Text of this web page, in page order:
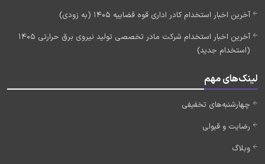
آخرین اخبار استخدام کادر اداری قوه قضاییه 1405 (به زودی)
آخرین اخبار استخدام شرکت مادر تخصصی تولید نیروی برق حرارتی 1405
(استخدام جدید)
لینک‌های مهم
چهارشنبه‌های تخفیفی
رضایت و قبولی
وبلاگ